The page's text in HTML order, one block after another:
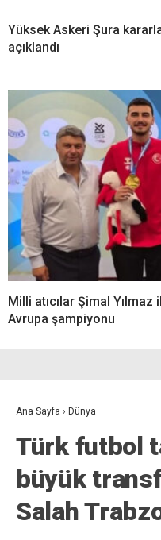
Yüksek Askeri Şura
açıklandı
Milli atıcılar Şimal
Avrupa şampiyonu
Ana Sayfa › Dünya
Türk futbol
büyük
Salah